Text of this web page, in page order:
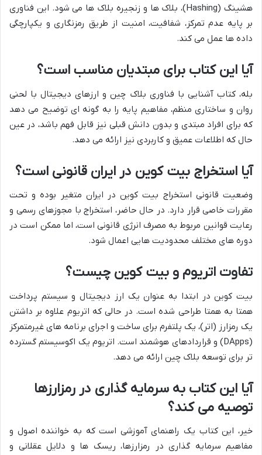
هشینگ (Hashing)، بلاک ها و زنجیره بلاک ها می شود. این فناوری
بر پایه عدم تمرکز، شفافیت، امنیت از طریق رمزنگاری و یکپارچگی
داده ها عمل می کند.
آیا این کتاب برای مبتدیان مناسب است؟
بله، کتاب آشنایی با فناوری بلاک چین و ارزهای دیجیتال با لحنی
روان و ساختاری منظم، مفاهیم پایه را به گونه ای توضیح می دهد
که برای افراد مبتدی و بدون دانش قبلی نیز قابل فهم باشد، در عین
حال که اطلاعات عمیق و کاربردی نیز ارائه می دهد.
آیا استخراج بیت کوین در ایران قانونی است؟
وضعیت قانونی استخراج بیت کوین در ایران متغیر بوده و تحت
مقررات خاصی قرار دارد. در حال حاضر، استخراج با مجوزهای رسمی و
رعایت قوانین مربوط به مصرف انرژی قانونی است، اما ممکن است در
دوره های مختلف محدودیت هایی اعمال شود.
تفاوت اتریوم و بیت کوین چیست؟
بیت کوین در ابتدا به عنوان یک ارز دیجیتال و سیستم پرداخت
همتا به همتا طراحی شده است. در حالی که اتریوم علاوه بر داشتن
یک رمزارز (اتر)، یک پلتفرم برای ساخت و اجرای برنامه های غیرمتمرکز
(DApps) و قراردادهای هوشمند است. اتریوم یک اکوسیستم گسترده
تر برای توسعه بلاک چین ارائه می دهد.
آیا این کتاب به سرمایه گذاری در رمزارزها
توصیه می کند؟
خیر، این کتاب یک راهنمای آموزشی است که به خواننده اصول و
مفاهیم سرمایه گذاری در رمزارزها، ریسک ها و دلایل عقلانی و